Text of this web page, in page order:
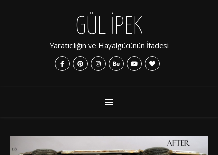
GÜL İPEK
Yaratıcılığın ve Hayalgücünün İfadesi